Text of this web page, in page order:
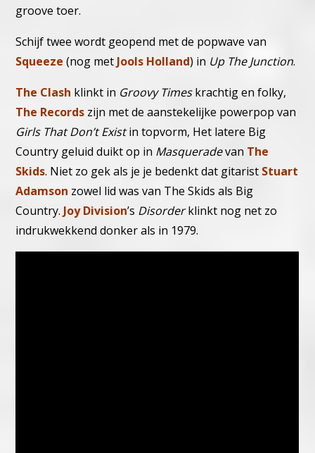
groove toer.
Schijf twee wordt geopend met de popwave van
Squeeze (nog met Jools Holland) in Up The Junction.
The Clash klinkt in Groovy Timeskrachtig en folky,
The Records zijn met de aanstekelijke powerpop van
Girls That Don’t Existin topvorm, Het latere Big
Country geluid duikt op in Masqueradevan The
Skids. Niet zo gek als je je bedenkt dat gitarist Stuart
Adamson zowel lid was van The Skids als Big
Country. Joy Division’s Disorderklinkt nog net zo
indrukwekkend donker als in 1979.